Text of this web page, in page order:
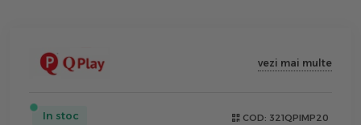
vezi mai multe
In stoc COD: 321QPIMP20